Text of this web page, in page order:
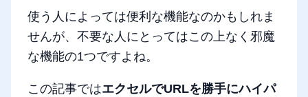
使う人によっては便利な機能なのかもしれま
せんが、不要な人にとってはこの上なく邪魔
な機能の1つですよね。
この記事ではエクセルでURLを勝手にハイパ